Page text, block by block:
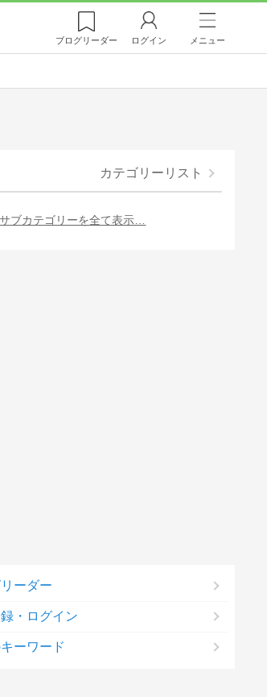
ブログリーダー ログイン メニュー
カテゴリーリスト
サブカテゴリーを全て表示…
ーダー
・ログイン
ーワード